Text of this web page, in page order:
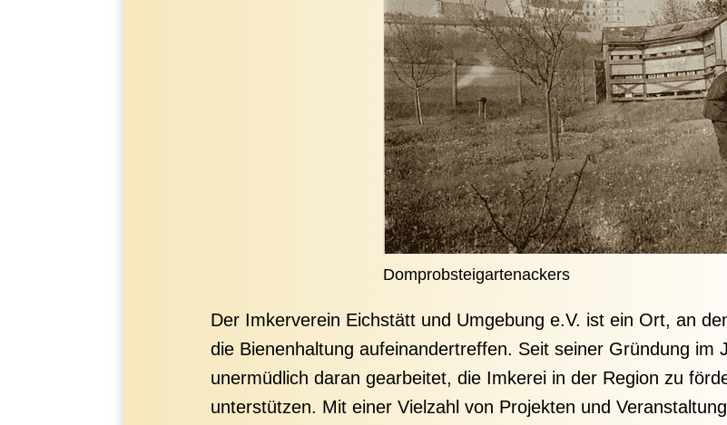
Domprobsteigartenackers
Der Imkerverein Eichstätt und Umgebung e.V. ist ein Ort, an
die Bienenhaltung aufeinandertreffen. Seit seiner Gründung im
unermüdlich daran gearbeitet, die Imkerei in der Region zu
unterstützen. Mit einer Vielzahl von Projekten und